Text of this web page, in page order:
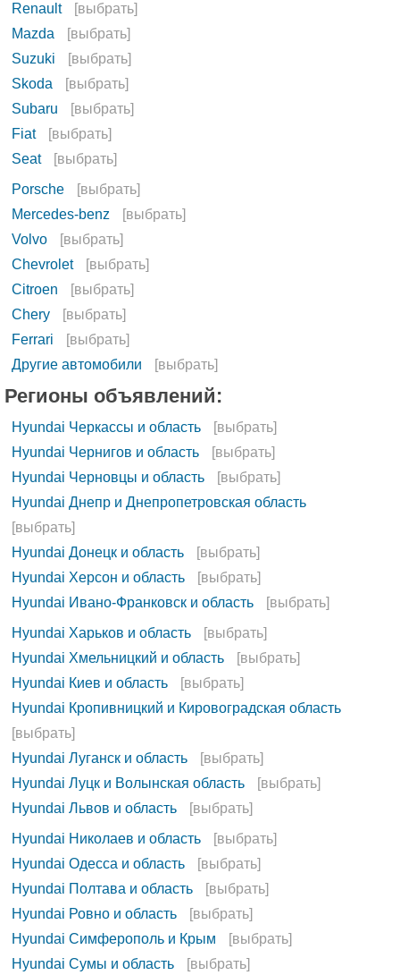
Renault
[выбрать]
Mazda
[выбрать]
Suzuki
[выбрать]
Skoda
[выбрать]
Subaru
[выбрать]
Fiat
[выбрать]
Seat
[выбрать]
Porsche
[выбрать]
Mercedes-benz
[выбрать]
Volvo
[выбрать]
Chevrolet
[выбрать]
Citroen
[выбрать]
Сhery
[выбрать]
Ferrari
[выбрать]
Другие автомобили
[выбрать]
Регионы объявлений:
Hyundai Черкассы и область
[выбрать]
Hyundai Чернигов и область
[выбрать]
Hyundai Черновцы и область
[выбрать]
Hyundai Днепр и Днепропетровская область
[выбрать]
Hyundai Донецк и область
[выбрать]
Hyundai Херсон и область
[выбрать]
Hyundai Ивано-Франковск и область
[выбрать]
Hyundai Харьков и область
[выбрать]
Hyundai Хмельницкий и область
[выбрать]
Hyundai Киев и область
[выбрать]
Hyundai Кропивницкий и Кировоградская область
[выбрать]
Hyundai Луганск и область
[выбрать]
Hyundai Луцк и Волынская область
[выбрать]
Hyundai Львов и область
[выбрать]
Hyundai Николаев и область
[выбрать]
Hyundai Одесса и область
[выбрать]
Hyundai Полтава и область
[выбрать]
Hyundai Ровно и область
[выбрать]
Hyundai Симферополь и Крым
[выбрать]
Hyundai Сумы и область
[выбрать]